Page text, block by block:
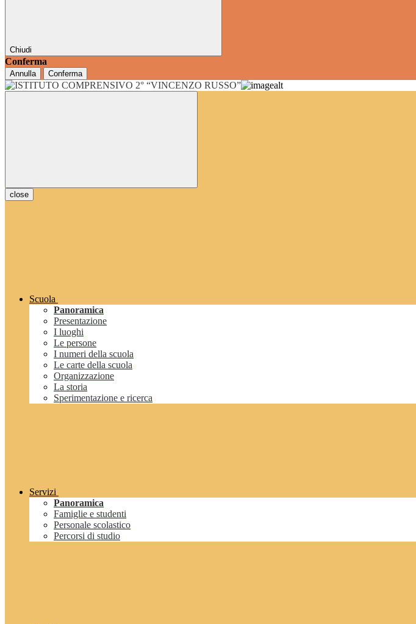
Chiudi
Conferma
Annulla Conferma
close
Scuola
Panoramica
Presentazione
I luoghi
Le persone
I numeri della scuola
Le carte della scuola
Organizzazione
La storia
Sperimentazione e ricerca
Servizi
Panoramica
Famiglie e studenti
Personale scolastico
Percorsi di studio